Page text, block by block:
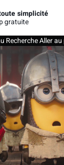
simplicité
gratuite
RechercheAller au